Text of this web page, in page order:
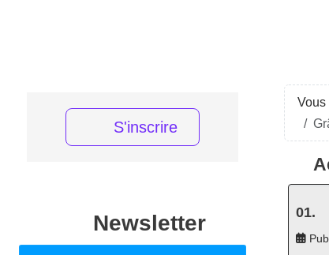
S'inscrire
Newsletter
Vous